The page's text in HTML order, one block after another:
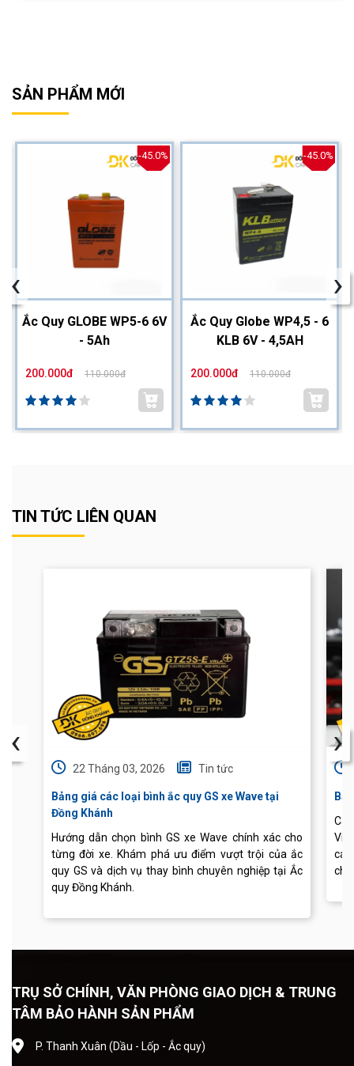
SẢN PHẨM MỚI
-45.0%
Ắc Quy GLOBE WP5-6 6V
- 5Ah
200.000đ 110.000đ
-45.0%
Ắc Quy Globe WP4,5 - 6
KLB 6V - 4,5AH
200.000đ 110.000đ
‹ ›
TIN TỨC LIÊN QUAN
22 Tháng 03, 2026 Tin tức
Bảng giá các loại bình ắc quy GS xe Wave tại
Đồng Khánh
Hướng dẫn chọn bình GS xe Wave chính xác cho
từng đời xe. Khám phá ưu điểm vượt trội của ắc
quy GS và dịch vụ thay bình chuyên nghiệp tại Ắc
quy Đồng Khánh.
‹ ›
TRỤ SỞ CHÍNH, VĂN PHÒNG GIAO DỊCH & TRUNG
TÂM BẢO HÀNH SẢN PHẨM
P. Thanh Xuân (Dầu - Lốp - Ắc quy)